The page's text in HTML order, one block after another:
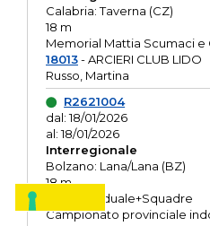
Calabria: Taverna (CZ)
18 m
Memorial Mattia Scumaci e
18013- ARCIERI CLUB LIDO
Russo, Martina
R2621004
dal: 18/01/2026
al: 18/01/2026
Interregionale
Bolzano: Lana/Lana (BZ)
18 m
O.R. Individuale+Squadre
Campionato provinciale